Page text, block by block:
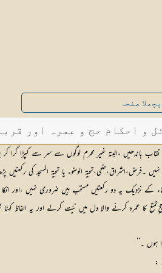
پچھلا صفحہ
و احکام حج و عمرہ اور
نقاب باندھیں ،البتہ غیر محرم لوگوں سے سر سے کپڑا گرا
کے نزدیک یہ دو رکعتیں مستحب ہیں ضروری نہیں ،اور
ہوں ۔‘‘
: